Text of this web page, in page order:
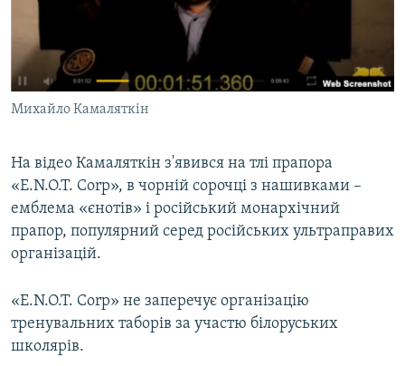
Михайло Камаляткін
На відео Камаляткін з'явився на тлі прапора
«E.N.O.T. Corp», в чорній сорочці з нашивками –
емблема «єнотів» і російський монархічний
прапор, популярний серед російських ультраправих
організацій.
«E.N.O.T. Corp» не заперечує організацію
тренувальних таборів за участю білоруських
школярів.